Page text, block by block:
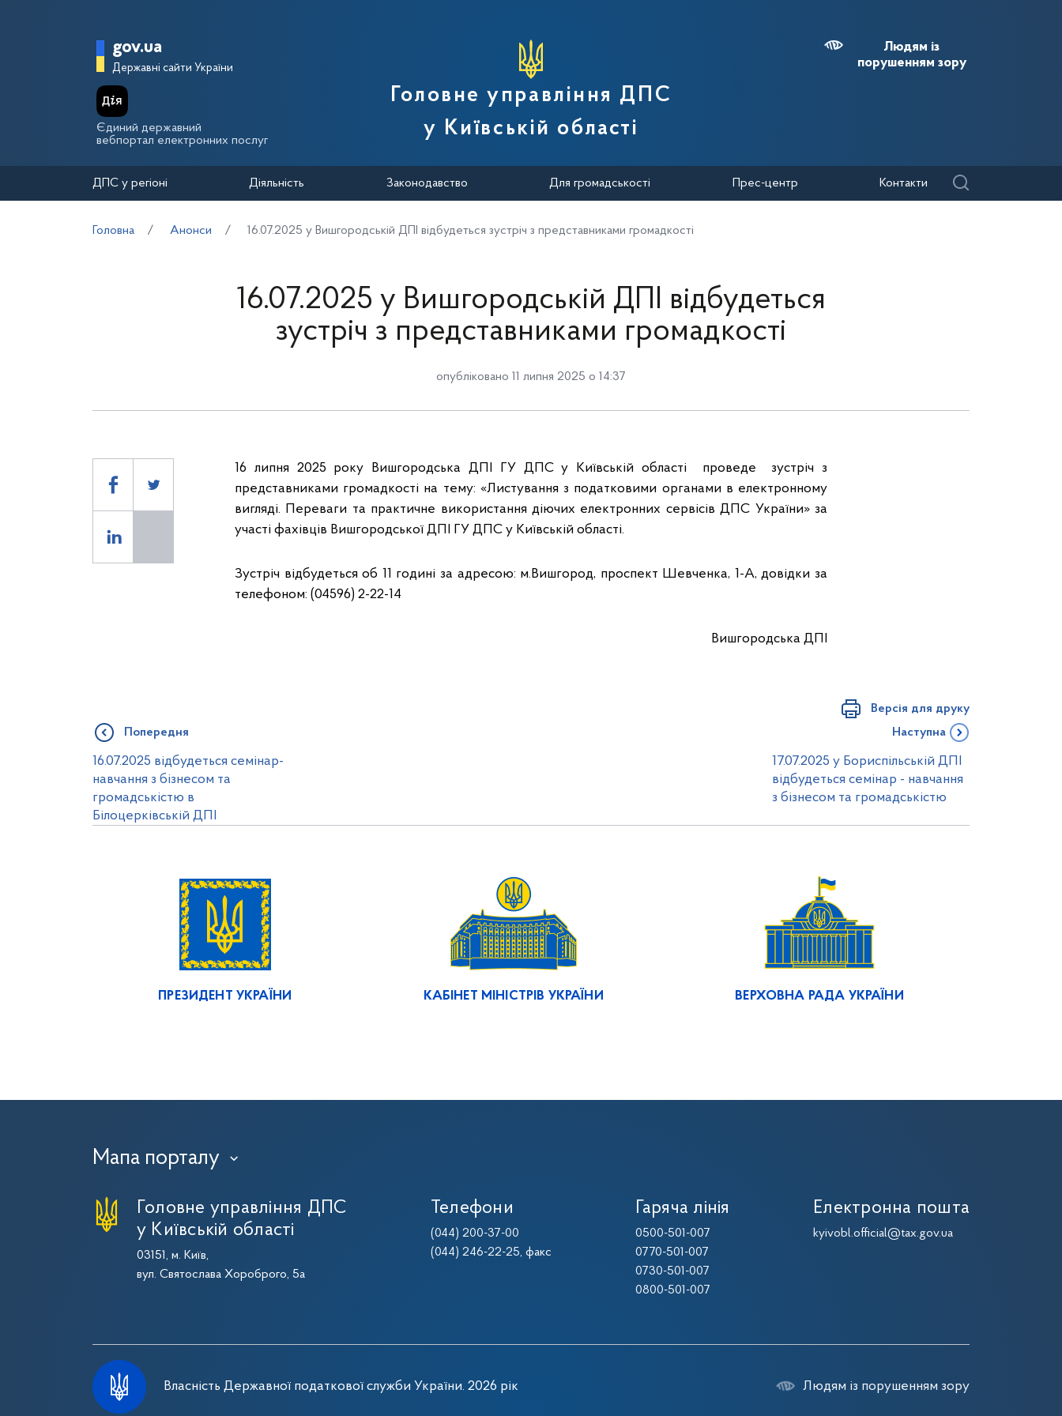
Головна сторінка Державної податкової служби України
gov.ua
Державні сайти України
Єдиний державний
вебпортал електронних послуг
Головне управління ДПС
у Київській області
Людям із
порушенням зору
ДПС у регіоні Діяльність Законодавство Для громадськості Прес-центр Контакти
Головна Анонси 16.07.2025 у Вишгородській ДПІ відбудеться зустріч з представниками громадкості
16.07.2025 у Вишгородській ДПІ відбудеться
зустріч з представниками громадкості
опубліковано 11 липня 2025 о 14:37
16 липня 2025 року Вишгородська ДПІ ГУ ДПС у Київській області проведе зустріч з
представниками громадкості на тему: «Листування з податковими органами в електронному
вигляді. Переваги та практичне використання діючих електронних сервісів ДПС України» за
участі фахівців Вишгородської ДПІ ГУ ДПС у Київській області.
Зустріч відбудеться об 11 годині за адресою: м.Вишгород, проспект Шевченка, 1-А, довідки за
телефоном: (04596) 2-22-14
Вишгородська ДПІ
Версія для друку
Попередня
16.07.2025 відбудеться семінар-
навчання з бізнесом та
громадськістю в
Білоцерківській ДПІ
Наступна
17.07.2025 у Бориспільській ДПІ
відбудеться семінар - навчання
з бізнесом та громадськістю
ПРЕЗИДЕНТ УКРАЇНИ КАБІНЕТ МІНІСТРІВ УКРАЇНИ ВЕРХОВНА РАДА УКРАЇНИ
Мапа порталу ›
Головне управління ДПС
у Київській області
03151, м. Київ,
вул. Святослава Хороброго, 5а
Телефони
(044) 200-37-00
(044) 246-22-25, факс
Гаряча лінія
0500-501-007
0770-501-007
0730-501-007
0800-501-007
Електронна пошта
kyivobl.official@tax.gov.ua
Власність Державної податкової служби України. 2026 рік Людям із порушенням зору